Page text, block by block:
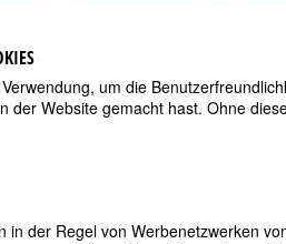
Autorin Iris von Roten wird eine
mitverantwortlich gemacht für den
vom 1. Februar 1959.
Roten schlecht; sie erklärt, mit der
zu werfen«. Sie beginnt zu reisen.
um die
der Website gemacht hast. Ohne
in der Regel von Werbenetzwerken